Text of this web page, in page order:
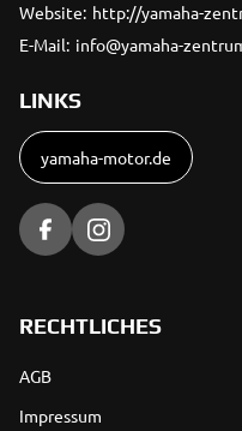
Website: http://yamaha-
E-Mail: info@yamaha-
LINKS
yamaha-motor.de
RECHTLICHES
AGB
Impressum